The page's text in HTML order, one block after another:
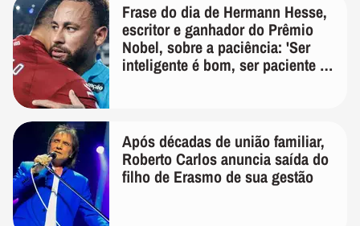
Frase do dia de Hermann Hesse,
escritor e ganhador do Prêmio
Nobel, sobre a paciência: 'Ser
inteligente é bom, ser paciente é
Após décadas de união familiar,
Roberto Carlos anuncia saída do
filho de Erasmo de sua gestão